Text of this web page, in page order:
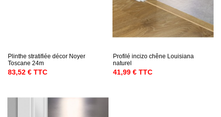
Plinthe stratifiée décor Noyer
Toscane 24m
83,52 € TTC
Profilé incizo chêne Louisiana
naturel
41,99 € TTC